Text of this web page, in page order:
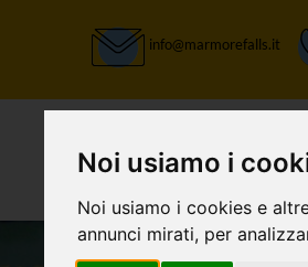
Noi usiamo i
Noi usiamo i cookies e
annunci mirati, per
info@marmorefalls.it